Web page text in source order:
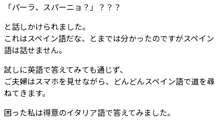
「パーラ、スパーニョ？」？？？
と話しかけられました。
これはスペイン語だな、とまでは分かったのですがスペイン
語は話せません。
試しに英語で答えてみても通じず、
ご夫婦はスマホを見せながら、どんどんスペイン語で道を尋
ねてきます。
困った私は得意のイタリア語で答えてみました。